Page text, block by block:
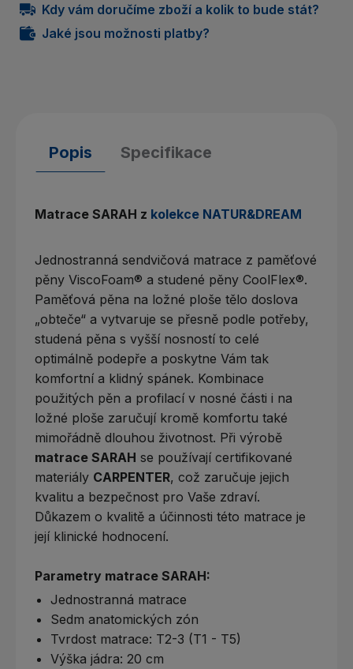
Kdy vám doručíme zboží a kolik to bude stát?
Jaké jsou možnosti platby?
Popis Specifikace
Matrace SARAH z kolekce NATUR&DREAM
Jednostranná sendvičová matrace z paměťové
pěny ViscoFoam® a studené pěny CoolFlex®.
Paměťová pěna na ložné ploše tělo doslova
„obteče“ a vytvaruje se přesně podle potřeby,
studená pěna s vyšší nosností to celé
optimálně podepře a poskytne Vám tak
komfortní a klidný spánek. Kombinace
použitých pěn a profilací v nosné části i na
ložné ploše zaručují kromě komfortu také
mimořádně dlouhou životnost. Při výrobě
matrace SARAH se používají certifikované
materiály CARPENTER, což zaručuje jejich
kvalitu a bezpečnost pro Vaše zdraví.
Důkazem o kvalitě a účinnosti této matrace je
její klinické hodnocení.
Parametry matrace SARAH:
Jednostranná matrace
Sedm anatomických zón
Tvrdost matrace: T2-3 (T1 - T5)
Výška jádra: 20 cm